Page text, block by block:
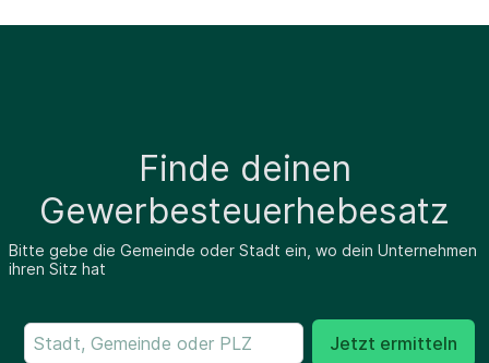
Finde deinen
Gewerbesteuerhebesatz
Bitte gebe die Gemeinde oder Stadt ein, wo dein Unternehmen
ihren Sitz hat
Jetzt ermitteln